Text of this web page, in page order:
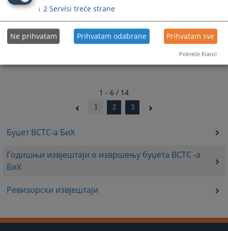
Буџет ВСТС-а БиХ
Годишњи извјештаји о извршењу буџета ВСТС -а
БиХ
Ревизорски извјештаји
1 - 6 / 14
1 2 3
↓ 2 Servisi treće strane
Ne prihvatam Prihvatam odabrane Prihvatam sve
Pokreće Klaro!